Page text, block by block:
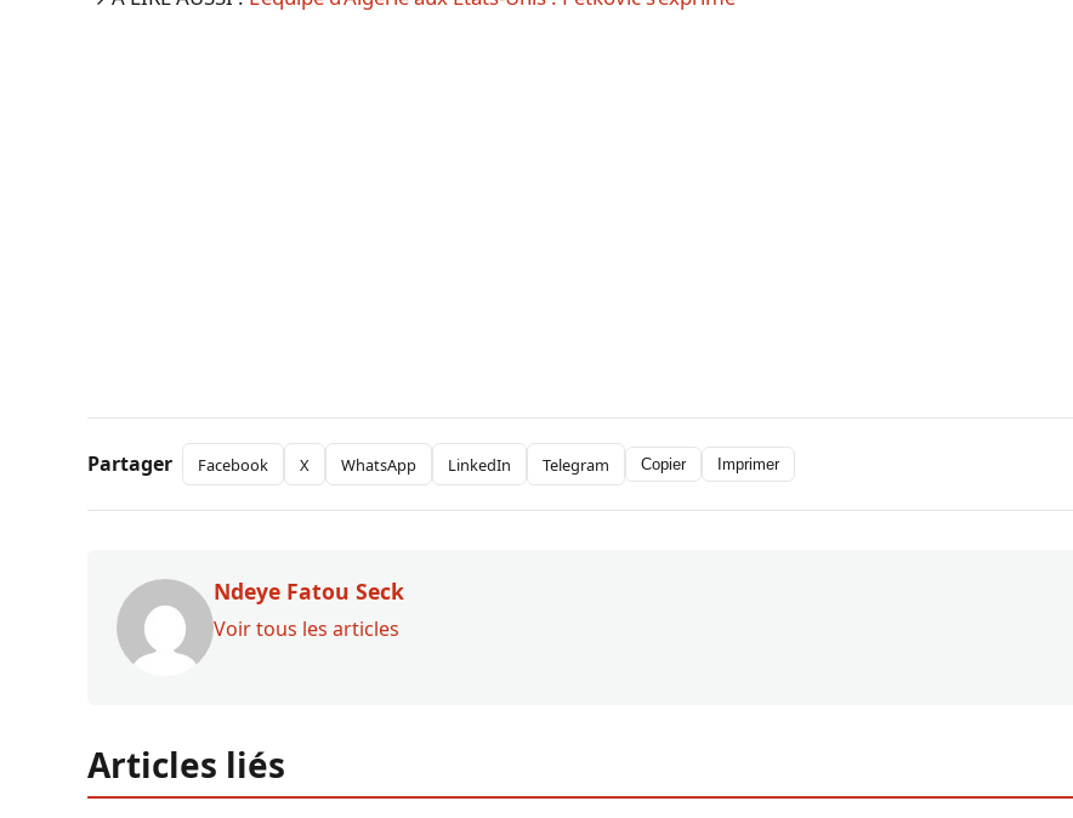
Partager Facebook X WhatsApp LinkedIn Telegram Copier Imprimer
Ndeye Fatou Seck
Voir tous les articles
Articles liés